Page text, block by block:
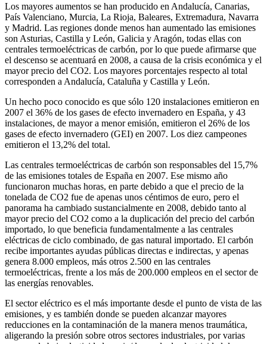
Los mayores aumentos se han producido en Andalucía, Canarias,
País Valenciano, Murcia, La Rioja, Baleares, Extremadura, Navarra
y Madrid. Las regiones donde menos han aumentado las emisiones
son Asturias, Castilla y León, Galicia y Aragón, todas ellas con
centrales termoeléctricas de carbón, por lo que puede afirmarse que
el descenso se acentuará en 2008, a causa de la crisis económica y el
mayor precio del CO2. Los mayores porcentajes respecto al total
corresponden a Andalucía, Cataluña y Castilla y León.
Un hecho poco conocido es que sólo 120 instalaciones emitieron en
2007 el 36% de los gases de efecto invernadero en España, y 43
instalaciones, de mayor a menor emisión, emitieron el 26% de los
gases de efecto invernadero (GEI) en 2007. Los diez campeones
emitieron el 13,2% del total.
Las centrales termoeléctricas de carbón son responsables del 15,7%
de las emisiones totales de España en 2007. Ese mismo año
funcionaron muchas horas, en parte debido a que el precio de la
tonelada de CO2 fue de apenas unos céntimos de euro, pero el
panorama ha cambiado sustancialmente en 2008, debido tanto al
mayor precio del CO2 como a la duplicación del precio del carbón
importado, lo que beneficia fundamentalmente a las centrales
eléctricas de ciclo combinado, de gas natural importado. El carbón
recibe importantes ayudas públicas directas e indirectas, y apenas
genera 8.000 empleos, más otros 2.500 en las centrales
termoeléctricas, frente a los más de 200.000 empleos en el sector de
las energías renovables.
El sector eléctrico es el más importante desde el punto de vista de las
emisiones, y es también donde se pueden alcanzar mayores
reducciones en la contaminación de la manera menos traumática,
aligerando la presión sobre otros sectores industriales, por varias